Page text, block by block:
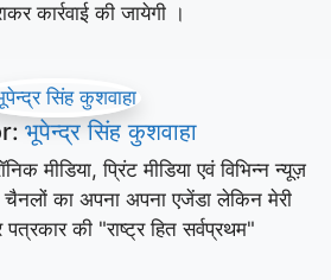
कार्रवाई की जायेगी ।
भूपेन्द्र सिंह कुशवाहा
मीडिया, प्रिंट मीडिया एवं विभिन्न न्यूज़
का अपना अपना एजेंडा लेकिन मेरी
पत्रकार की "राष्ट्र हित सर्वप्रथम"